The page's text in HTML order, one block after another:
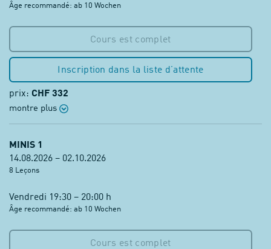
Âge recommandé: ab 10 Wochen
Cours est complet
Inscription dans la liste d’attente
prix: CHF 332
montre plus
MINIS 1
14.08.2026 – 02.10.2026
8 Leçons
Vendredi 19:30 – 20:00 h
Âge recommandé: ab 10 Wochen
Cours est complet